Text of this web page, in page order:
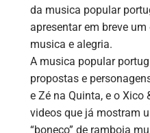
da musica popular
apresentar em breve
musica e alegria.
A musica popular
propostas e
e Zé na Quinta, e o Xico
videos que já mostram
“boneco” de ramboia